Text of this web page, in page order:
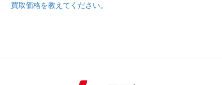
買取価格を教えてください。